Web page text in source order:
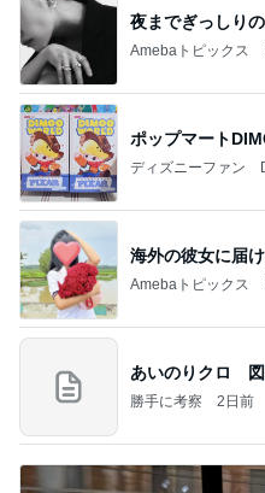
夜までぎっしり
Amebaトピックス
ポップマート
ディズニーファン
海外の彼女に届
Amebaトピックス
あいのりクロ 図
勝手に考察 2日前